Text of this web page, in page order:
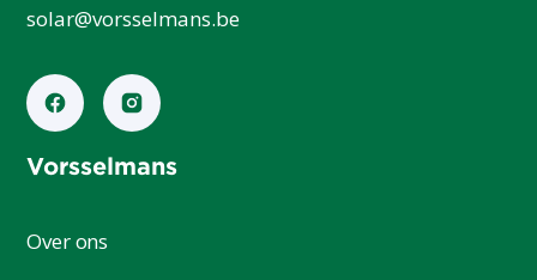
solar@vorsselmans.be
Vorsselmans
Over ons